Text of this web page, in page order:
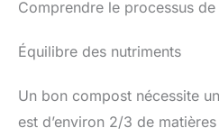
Comprendre le processus
Équilibre des nutriments
Un bon compost nécessite
est d’environ 2/3 de